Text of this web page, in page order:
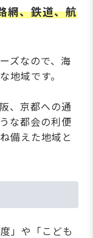
網、鉄道、航
ズなので、海
地域です。
、京都への通
な都会の利便
備えた地域と
」や「こども